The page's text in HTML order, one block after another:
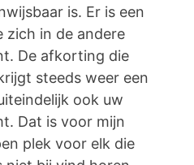
is. Er is een
zich in de andere
De afkorting die
steeds weer een
ook uw
Dat is voor mijn
plek voor elk die